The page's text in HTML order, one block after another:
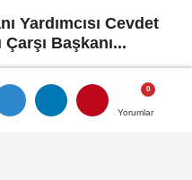
Yorumlar
Yorumlar
Yardımcısı Cevdet
Çarşı Başkanı...
Türk Mücevher
Riskiyle...